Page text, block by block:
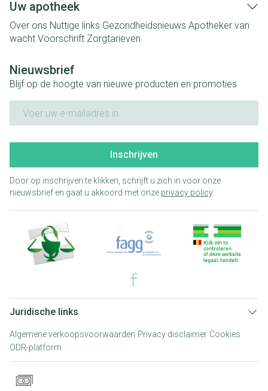
Uw apotheek
Over ons Nuttige links Gezondheidsnieuws Apotheker van
wacht Voorschrift Zorgtarieven
Nieuwsbrief
Blijf op de hoogte van nieuwe producten en promoties
Inschrijven
Door op inschrijven te klikken, schrijft u zich in voor onze
nieuwsbrief en gaat u akkoord met onze privacy policy.
Juridische links
Algemene verkoopsvoorwaarden Privacy disclaimer Cookies
ODR-platform